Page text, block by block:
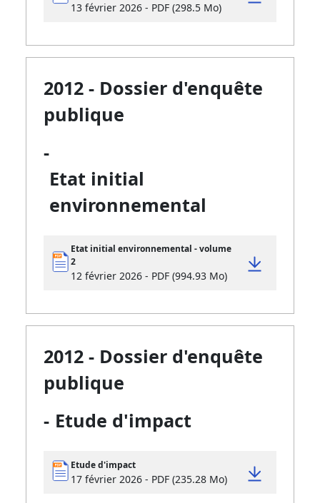
13 février 2026 - PDF (298.5 Mo)
2012 - Dossier d'enquête
publique
-
Etat initial
environnemental
Etat initial environnemental - volume
2
12 février 2026 - PDF (994.93 Mo)
2012 - Dossier d'enquête
publique
- Etude d'impact
Etude d'impact
17 février 2026 - PDF (235.28 Mo)